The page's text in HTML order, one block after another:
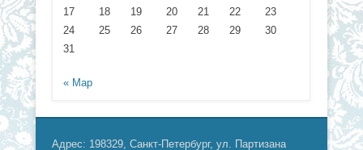
17
18 19 20 21 22
23
24
25 26 27 28 29
30
31
« Мар
Адрес: 198329, Санкт-Петербург, ул. Партизана